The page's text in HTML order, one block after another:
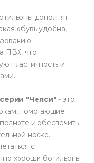
дополнят
обувь удобна,
ПВХ, что
пластичность и
"Челси" - это
помогающие
и обеспечить
носке.
с
хороши ботильоны